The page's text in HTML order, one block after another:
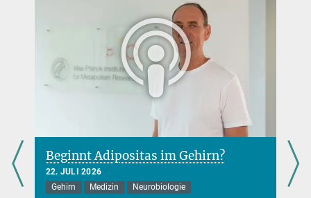
Beginnt Adipositas im Gehirn?
22. JULI 2026
Gehirn
Medizin Neurobiologie